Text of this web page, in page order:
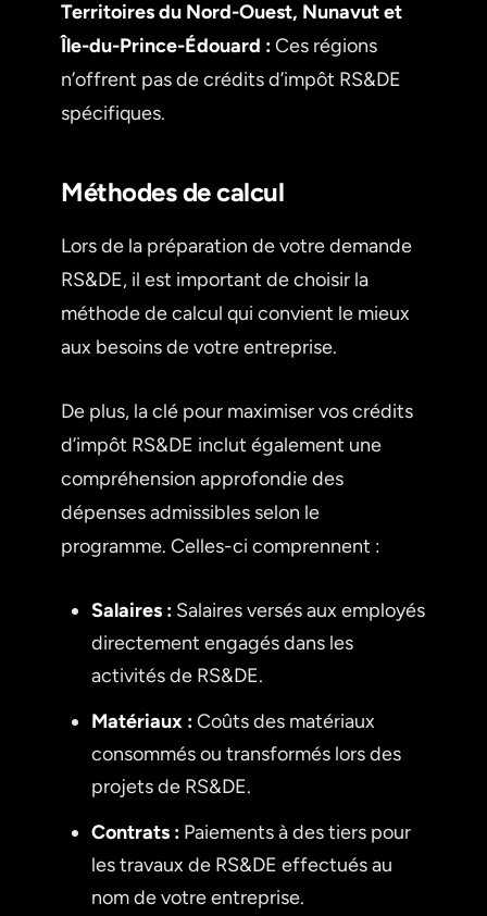
Territoires du Nord-Ouest, Nunavut et
Île-du-Prince-Édouard :Ces régions
n’offrent pas de crédits d’impôt RS&DE
spécifiques.
Méthodes de calcul
Lors de la préparation de votre demande
RS&DE, il est important de choisir la
méthode de calcul qui convient le mieux
aux besoins de votre entreprise.
De plus, la clé pour maximiser vos crédits
d’impôt RS&DE inclut également une
compréhension approfondie des
dépenses admissibles selon le
programme. Celles-ci comprennent :
Salaires : Salaires versés aux employés
directement engagés dans les
activités de RS&DE.
Matériaux :Coûts des matériaux
consommés ou transformés lors des
projets de RS&DE.
Contrats : Paiements à des tiers pour
les travaux de RS&DE effectués au
nom de votre entreprise.